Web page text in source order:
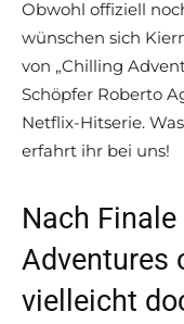
Obwohl offiziell
wünschen sich
von „Chilling
Schöpfer Roberto
Netflix-Hitserie.
erfahrt ihr bei uns!
Nach
Adventures
vielleicht